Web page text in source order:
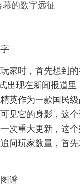
幕的数字远征
家时，首先想到
出现在新闻报道
英作为一款国民
见它的身影，这
次重大更新，这
问玩家数量，首
谱